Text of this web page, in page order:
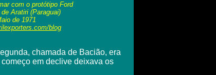
com o protótipo Ford
Aratiri (Paraguai)
de 1971
blog
chamada de Bacião, era
em declive deixava os